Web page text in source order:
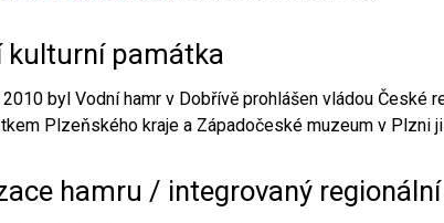
kulturní památka
2010 byl Vodní hamr v Dobřívě prohlášen vládou České
Plzeňského kraje a Západočeské muzeum v Plzni
hamru / integrovaný